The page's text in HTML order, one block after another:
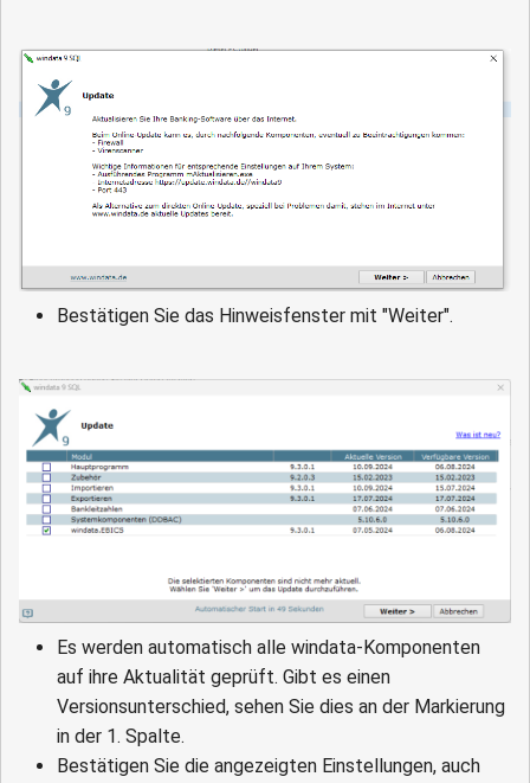
Bestätigen Sie das Hinweisfenster mit "Weiter".
Es werden automatisch alle windata-Komponenten
auf ihre Aktualität geprüft. Gibt es einen
Versionsunterschied, sehen Sie dies an der Markierung
in der 1. Spalte.
Bestätigen Sie die angezeigten Einstellungen, auch